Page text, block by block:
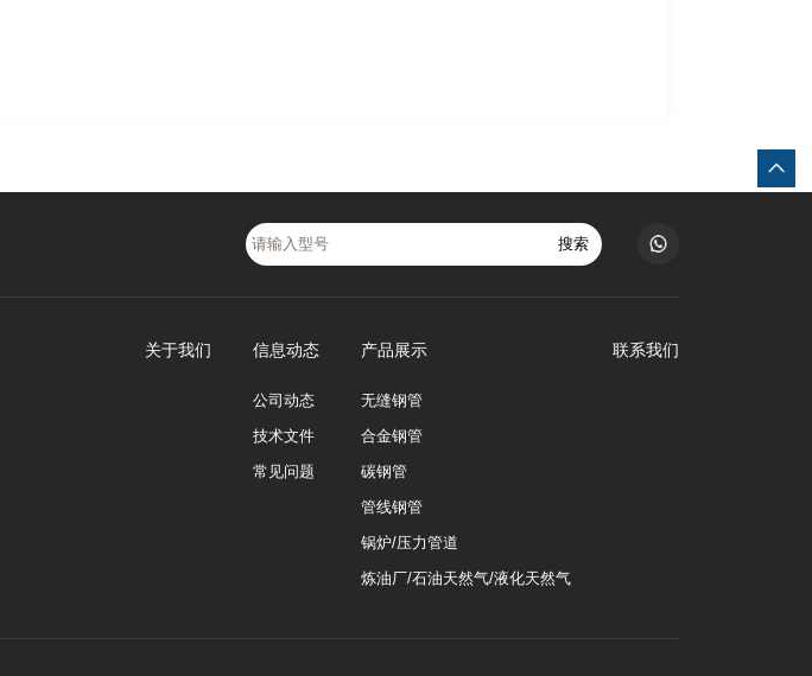
搜索
关于我们 信息动态
公司动态
技术文件
常见问题
产品展示
无缝钢管
合金钢管
碳钢管
管线钢管
锅炉/压力管道
炼油厂/石油天然气/液化天然气
联系我们